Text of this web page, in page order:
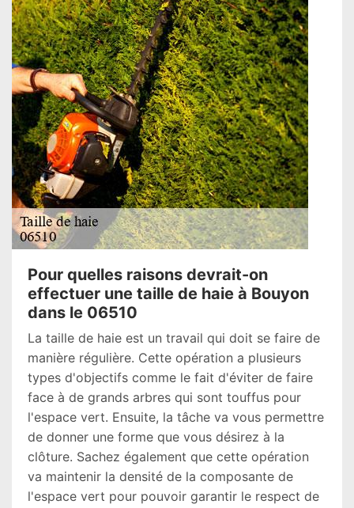
Pour quelles raisons devrait-on
effectuer une taille de haie à Bouyon
dans le 06510
La taille de haie est un travail qui doit se faire de
manière régulière. Cette opération a plusieurs
types d'objectifs comme le fait d'éviter de faire
face à de grands arbres qui sont touffus pour
l'espace vert. Ensuite, la tâche va vous permettre
de donner une forme que vous désirez à la
clôture. Sachez également que cette opération
va maintenir la densité de la composante de
l'espace vert pour pouvoir garantir le respect de